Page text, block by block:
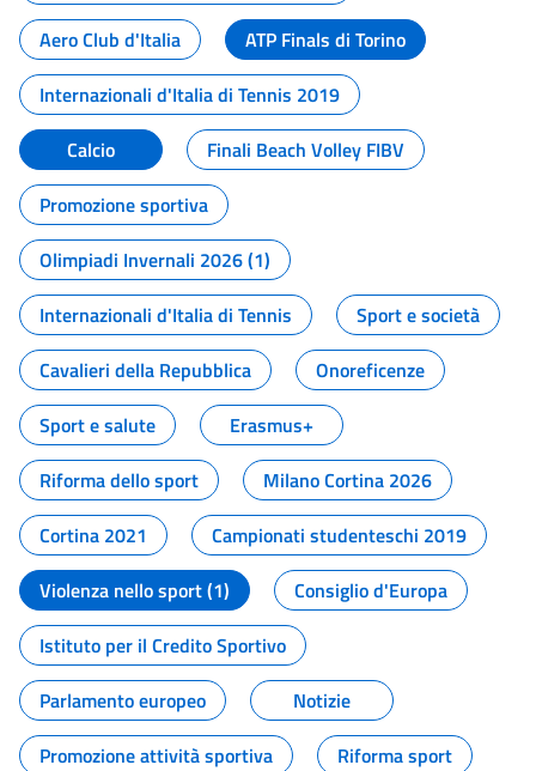
Aero Club d'Italia
ATP Finals di Torino
Internazionali d'Italia di Tennis 2019
Calcio
Finali Beach Volley FIBV
Promozione sportiva
Olimpiadi Invernali 2026 (1)
Internazionali d'Italia di Tennis
Sport e società
Cavalieri della Repubblica
Onoreficenze
Sport e salute
Erasmus+
Riforma dello sport
Milano Cortina 2026
Cortina 2021
Campionati studenteschi 2019
Violenza nello sport (1)
Consiglio d'Europa
Istituto per il Credito Sportivo
Parlamento europeo
Notizie
Promozione attività sportiva
Riforma sport